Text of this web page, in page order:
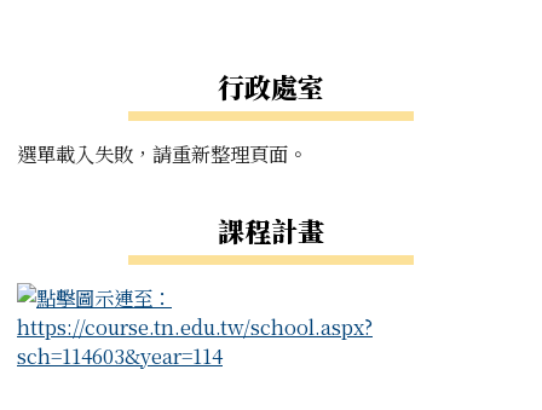
行政處室
選單載入失敗，請重新整理頁面。
課程計畫